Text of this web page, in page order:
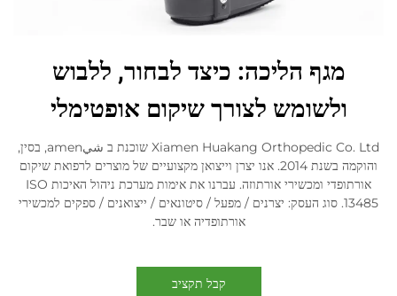
מגף הליכה: כיצד לבחור, ללבוש
ולשומש לצורך שיקום אופטימלי
Xiamen Huakang Orthopedic Co. Ltd שוכנת ב شيamen, בסין,
והוקמה בשנת 2014. אנו יצרן וייצואן מקצועיים של מוצרים לרפואת שיקום
אורתופדי ומכשירי אורתוזה. עברנו את אימות מערכת ניהול האיכות ISO
13485. סוג העסק: יצרנים / מפעל / סיטונאים / ייצואנים / ספקים למכשירי
אורתופדיה או שבר.
קבל תקציב